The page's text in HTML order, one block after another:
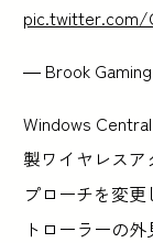
pic.twitter.com/
— Brook
Windows
製ワイヤレス
プローチを変
トローラーの